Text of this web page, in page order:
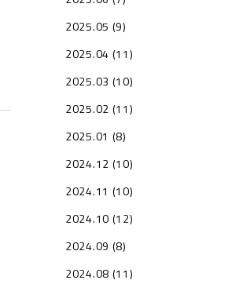
2025.05 (9)
2025.04 (11)
2025.03 (10)
2025.02 (11)
2025.01 (8)
2024.12 (10)
2024.11 (10)
2024.10 (12)
2024.09 (8)
2024.08 (11)